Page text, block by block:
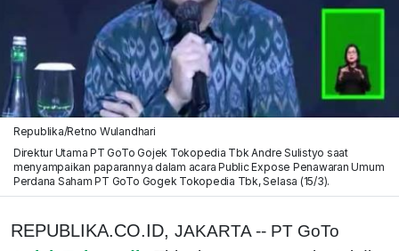
Republika/Retno Wulandhari
Direktur Utama PT GoTo Gojek Tokopedia Tbk Andre Sulistyo saat
menyampaikan paparannya dalam acara Public Expose Penawaran Umum
Perdana Saham PT GoTo Gogek Tokopedia Tbk, Selasa (15/3).
REPUBLIKA.CO.ID, JAKARTA -- PT GoTo